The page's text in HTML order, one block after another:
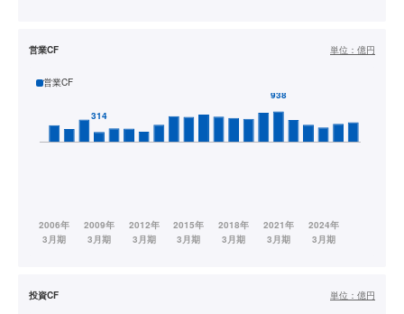
営業CF 単位： 億円
営業CF
投資CF 単位： 億円